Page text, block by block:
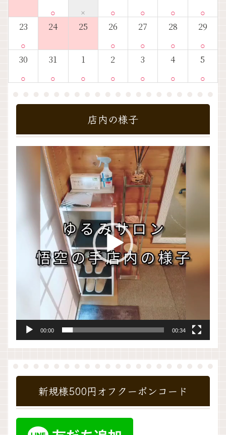
○ × ○ ○ ○ ○
23
○
24 25 26
○
27
○
28
○
29
○
30
○
31
○
1
○
2
○
3
○
4
○
5
○
店内の様子
00:00 00:34
新規様500円オフクーポンコード